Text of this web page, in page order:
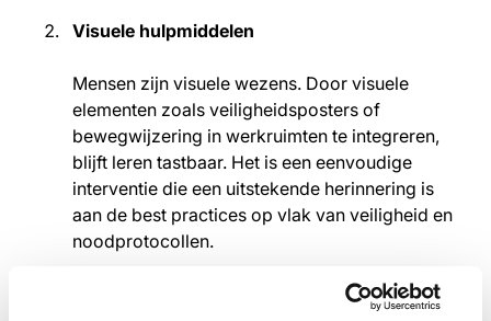
Visuele hulpmiddelen
Mensen zijn visuele wezens. Door visuele
elementen zoals veiligheidsposters of
bewegwijzering in werkruimten te integreren,
blijft leren tastbaar. Het is een eenvoudige
interventie die een uitstekende herinnering is
aan de best practices op vlak van veiligheid en
noodprotocollen.